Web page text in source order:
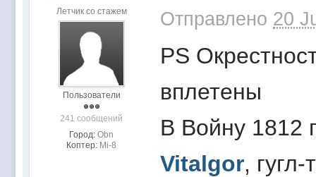
Летчик со стажем
Пользователи
241 сообщений
Город: Obn
Коптер: Mi-8
Отправлено 20
PS
вплетены
В Войну 1812
Vitalgor,